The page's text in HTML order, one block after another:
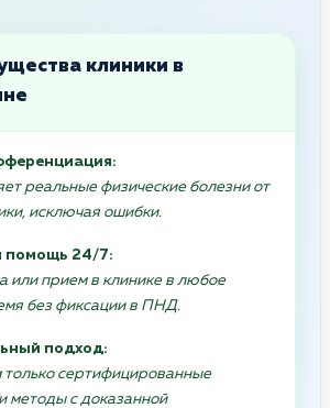
клиники в
реальные физические болезни от
исключая ошибки.
помощь 24/7:
или прием в клинике в любое
без фиксации в ПНД.
подход:
только сертифицированные
методы с доказанной